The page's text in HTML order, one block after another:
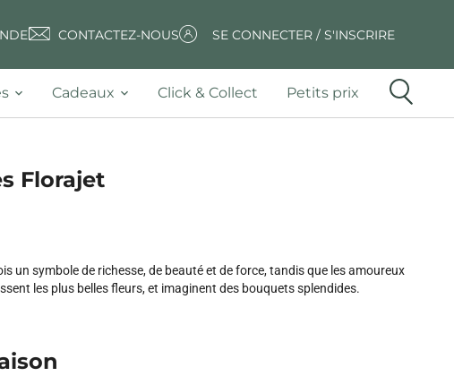
CONTACTEZ-NOUS SE CONNECTER / S'INSCRIRE
Cadeaux Click & Collect Petits prix
Florajet
un symbole de richesse, de beauté et de force, tandis que les amoureux
les plus belles fleurs, et imaginent des bouquets splendides.